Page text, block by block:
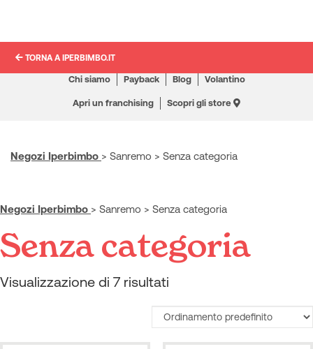
TORNA A IPERBIMBO.IT
Chi siamo Payback Blog Volantino
Apri un franchising Scopri gli store
Negozi Iperbimbo > Sanremo > Senza categoria
Negozi Iperbimbo > Sanremo > Senza categoria
Senza categoria
Visualizzazione di 7 risultati